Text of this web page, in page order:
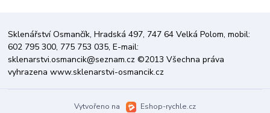
Sklenářství Osmančík, Hradská 497, 747 64 Velká Polom, mobil:
602 795 300, 775 753 035, E-mail:
sklenarstvi.osmancik@seznam.cz ©2013 Všechna práva
vyhrazena www.sklenarstvi-osmancik.cz
Vytvořeno na Eshop-rychle.cz